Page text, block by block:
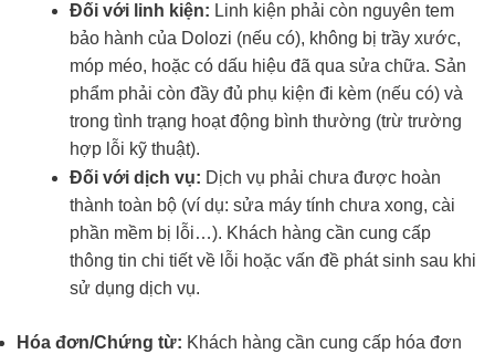
Đối với linh kiện: Linh kiện phải còn nguyên tem
bảo hành của Dolozi (nếu có), không bị trầy xước,
móp méo, hoặc có dấu hiệu đã qua sửa chữa. Sản
phẩm phải còn đầy đủ phụ kiện đi kèm (nếu có) và
trong tình trạng hoạt động bình thường (trừ trường
hợp lỗi kỹ thuật).
Đối với dịch vụ: Dịch vụ phải chưa được hoàn
thành toàn bộ (ví dụ: sửa máy tính chưa xong, cài
phần mềm bị lỗi…). Khách hàng cần cung cấp
thông tin chi tiết về lỗi hoặc vấn đề phát sinh sau khi
sử dụng dịch vụ.
Hóa đơn/Chứng từ: Khách hàng cần cung cấp hóa đơn